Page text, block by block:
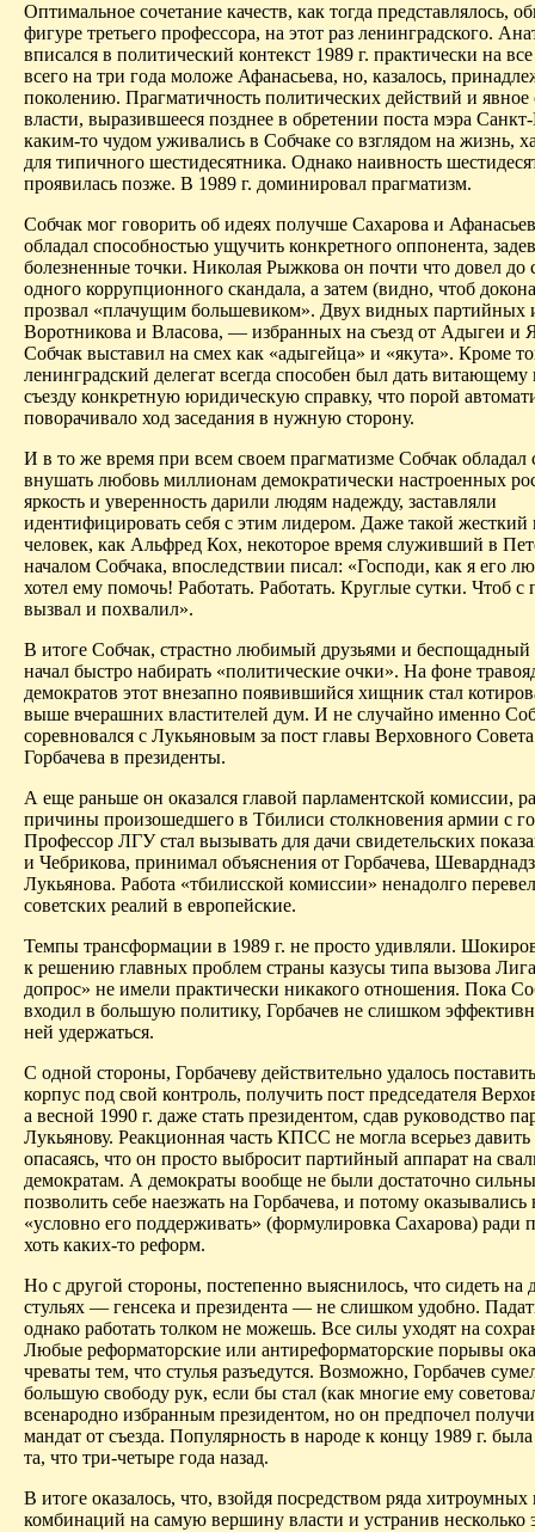
Оптимальное сочетание качеств, как тогда представлялось,
фигуре третьего профессора, на этот раз ленинградского.
вписался в политический контекст 1989 г. практически на
всего на три года моложе Афанасьева, но, казалось,
поколению. Прагматичность политических действий и явное
власти, выразившееся позднее в обретении поста мэра
каким-то чудом уживались в Собчаке со взглядом на жизнь,
для типичного шестидесятника. Однако наивность
проявилась позже. В 1989 г. доминировал прагматизм.
Собчак мог говорить об идеях получше Сахарова и
обладал способностью ущучить конкретного оппонента,
болезненные точки. Николая Рыжкова он почти что довел до
одного коррупционного скандала, а затем (видно, чтоб
прозвал «плачущим большевиком». Двух видных партийных
Воротникова и Власова, — избранных на съезд от Адыгеи и
Собчак выставил на смех как «адыгейца» и «якута». Кроме
ленинградский делегат всегда способен был дать витающему
съезду конкретную юридическую справку, что порой
поворачивало ход заседания в нужную сторону.
И в то же время при всем своем прагматизме Собчак обладал
внушать любовь миллионам демократически настроенных
яркость и уверенность дарили людям надежду, заставляли
идентифицировать себя с этим лидером. Даже такой
человек, как Альфред Кох, некоторое время служивший в
началом Собчака, впоследствии писал: «Господи, как я его
хотел ему помочь! Работать. Работать. Круглые сутки. Чтоб с
вызвал и похвалил».
В итоге Собчак, страстно любимый друзьями и беспощадный
начал быстро набирать «политические очки». На фоне
демократов этот внезапно появившийся хищник стал
выше вчерашних властителей дум. И не случайно именно
соревновался с Лукьяновым за пост главы Верховного
Горбачева в президенты.
А еще раньше он оказался главой парламентской комиссии,
причины произошедшего в Тбилиси столкновения армии с
Профессор ЛГУстал вызывать для дачи свидетельских
и Чебрикова, принимал объяснения от Горбачева,
Лукьянова. Работа «тбилисской комиссии» ненадолго
советских реалий в европейские.
Темпы трансформации в 1989 г. не просто удивляли.
к решению главных проблем страны казусы типа вызова
допрос» не имели практически никакого отношения. Пока
входил в большую политику, Горбачев не слишком
ней удержаться.
С одной стороны, Горбачеву действительно удалось
корпус под свой контроль, получить пост председателя
а весной 1990 г. даже стать президентом, сдав руководство
Лукьянову. Реакционная часть КПСС не могла всерьез давить
опасаясь, что он просто выбросит партийный аппарат на
демократам. А демократы вообще не были достаточно
позволить себе наезжать на Горбачева, и потому оказывались
«условно его поддерживать» (формулировка Сахарова) ради
хоть каких-то реформ.
Но с другой стороны, постепенно выяснилось, что сидеть на
стульях — генсека и президента — не слишком удобно.
однако работать толком не можешь. Все силы уходят на
Любые реформаторские или антиреформаторские порывы
чреваты тем, что стулья разъедутся. Возможно, Горбачев
большую свободу рук, если бы стал (как многие ему
всенародно избранным президентом, но он предпочел
мандат от съезда. Популярность в народе к концу 1989 г.
та, что три-четыре года назад.
В итоге оказалось, что, взойдя посредством ряда
комбинаций на самую вершину власти и устранив несколько